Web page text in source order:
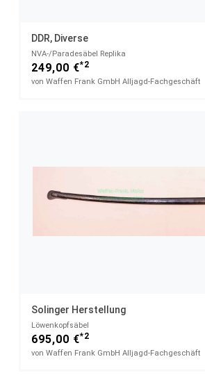
DDR, Diverse
NVA-/Paradesäbel Replika
249,00 €*2
von Waffen Frank GmbH Alljagd-Fachgeschäft
Solinger Herstellung
Löwenkopfsäbel
695,00 €*2
von Waffen Frank GmbH Alljagd-Fachgeschäft